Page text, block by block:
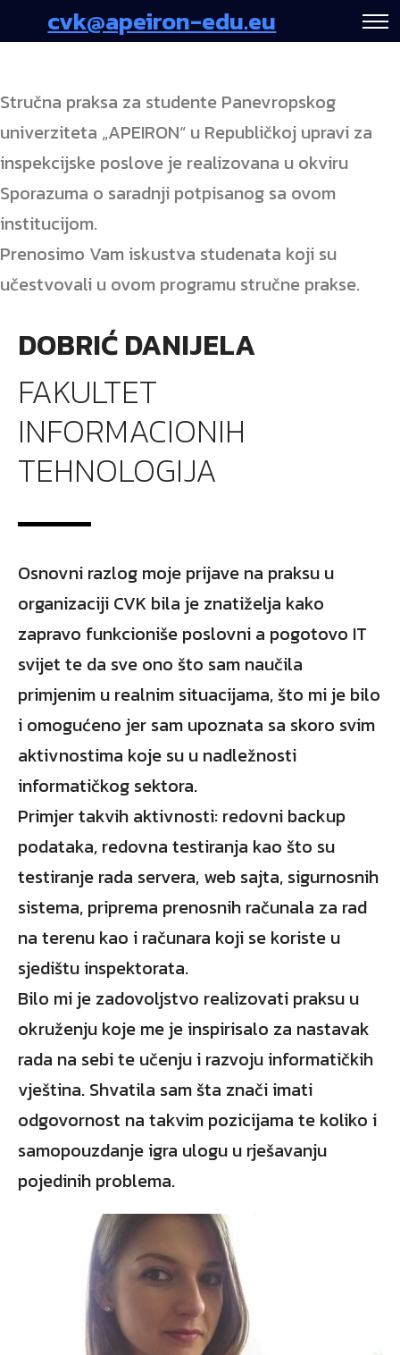
cvk@apeiron-edu.eu
Stručna praksa za studente Panevropskog
univerziteta „APEIRON“ u Republičkoj upravi za
inspekcijske poslove je realizovana u okviru
Sporazuma o saradnji potpisanog sa ovom
institucijom.
Prenosimo Vam iskustva studenata koji su
učestvovali u ovom programu stručne prakse.
DOBRIĆ DANIJELA
FAKULTET
INFORMACIONIH
TEHNOLOGIJA
Osnovni razlog moje prijave na praksu u
organizaciji CVK bila je znatiželja kako
zapravo funkcioniše poslovni a pogotovo IT
svijet te da sve ono što sam naučila
primjenim u realnim situacijama, što mi je bilo
i omogućeno jer sam upoznata sa skoro svim
aktivnostima koje su u nadležnosti
informatičkog sektora.
Primjer takvih aktivnosti: redovni backup
podataka, redovna testiranja kao što su
testiranje rada servera, web sajta, sigurnosnih
sistema, priprema prenosnih računala za rad
na terenu kao i računara koji se koriste u
sjedištu inspektorata.
Bilo mi je zadovoljstvo realizovati praksu u
okruženju koje me je inspirisalo za nastavak
rada na sebi te učenju i razvoju informatičkih
vještina. Shvatila sam šta znači imati
odgovornost na takvim pozicijama te koliko i
samopouzdanje igra ulogu u rješavanju
pojedinih problema.